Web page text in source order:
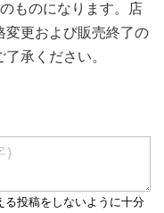
ものになります。店
変更および販売終了の
承ください。